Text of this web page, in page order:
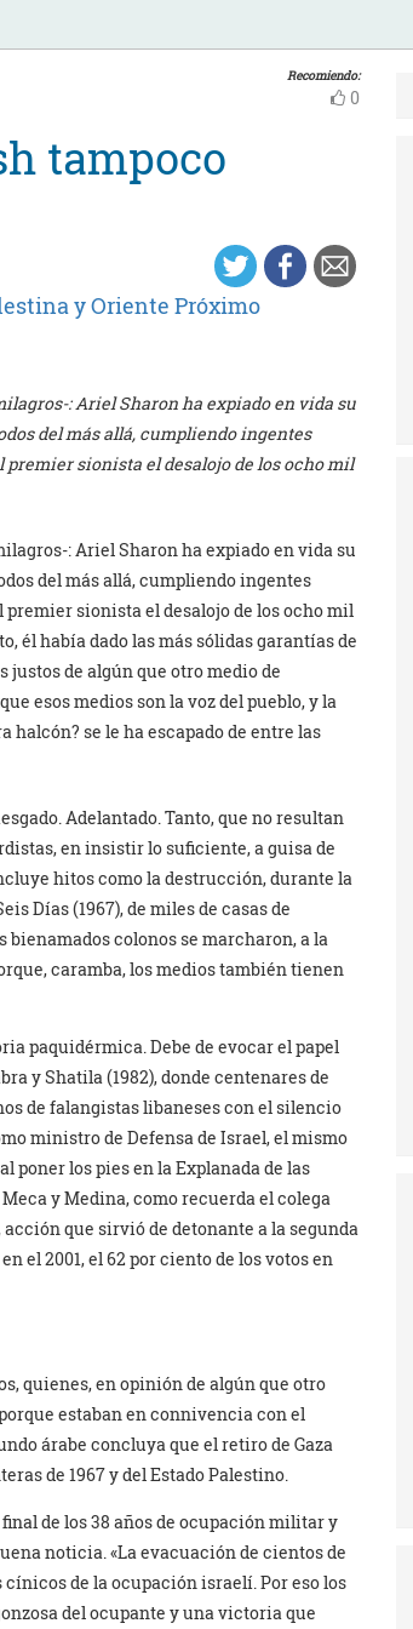
Recomiendo:
0
tampoco
y Oriente Próximo
: Ariel Sharon ha expiado en vida su
del más allá, cumpliendo ingentes
premier sionista el desalojo de los ocho mil
: Ariel Sharon ha expiado en vida su
del más allá, cumpliendo ingentes
premier sionista el desalojo de los ocho mil
él había dado las más sólidas garantías de
de algún que otro medio de
esos medios son la voz del pueblo, y la
halcón? se le ha escapado de entre las
Adelantado. Tanto, que no resultan
en insistir lo suficiente, a guisa de
hitos como la destrucción, durante la
Días (1967), de miles de casas de
bienamados colonos se marcharon, a la
caramba, los medios también tienen
paquidérmica. Debe de evocar el papel
y Shatila (1982), donde centenares de
de falangistas libaneses con el silencio
ministro de Defensa de Israel, el mismo
poner los pies en la Explanada de las
y Medina, como recuerda el colega
que sirvió de detonante a la segunda
el 2001, el 62 por ciento de los votos en
quienes, en opinión de algún que otro
estaban en connivencia con el
árabe concluya que el retiro de Gaza
de 1967 y del Estado Palestino.
de los 38 años de ocupación militar y
noticia. «La evacuación de cientos de
de la ocupación israelí. Por eso los
del ocupante y una victoria que